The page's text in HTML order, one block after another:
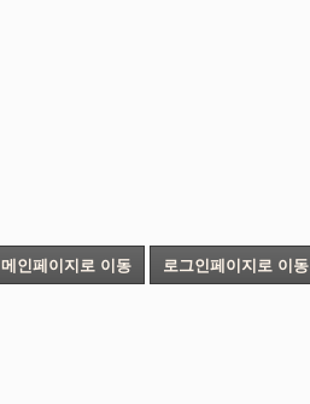
메인페이지로 이동 로그인페이지로 이동